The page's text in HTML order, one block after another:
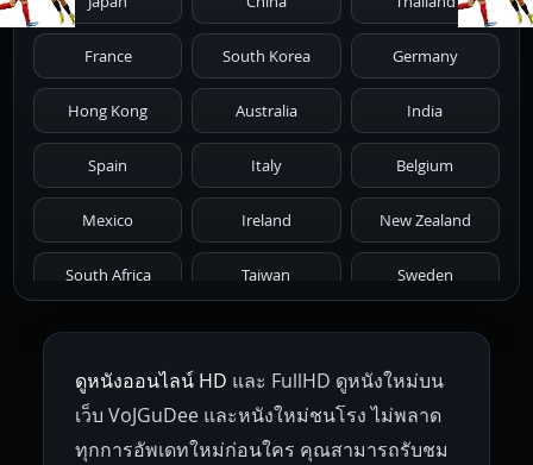
1981 1980 1979 1978 1977
1976 1975 1974 1973 1972
1971 1970 1969 1968 1967
1966 1965 1964 1963 1962
1959 1955
1945 1942 1941 1940 1939
1937 1930
France South Korea Germany
Hong Kong Australia India
Spain Italy Belgium
Mexico Ireland New Zealand
South Africa Taiwan Sweden
Netherlands Russia Poland
Hungary Denmark Bulgaria
Czech Republic Brazil Turkey
ดูหนังออนไลน์ HD และ FullHD ดูหนังใหม่บน
เว็บ VoJGuDee และหนังใหม่ชนโรง ไม่พลาด
ทุกการอัพเดทใหม่ก่อนใคร คุณสามารถรับชม